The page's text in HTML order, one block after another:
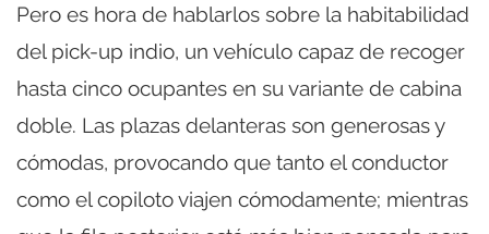
Pero es hora de hablarlos sobre la habitabilidad
del pick-up indio, un vehículo capaz de recoger
hasta cinco ocupantes en su variante de cabina
doble. Las plazas delanteras son generosas y
cómodas, provocando que tanto el conductor
como el copiloto viajen cómodamente; mientras